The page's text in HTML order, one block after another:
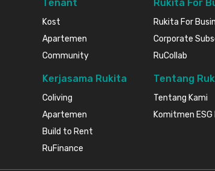
Tenant
Kost
Apartemen
Community
Kerjasama Rukita
Coliving
Apartemen
Build to Rent
RuFinance
Rukita For
Rukita For
Corporate
RuCollab
Tentang
Tentang Kami
Komitmen ESG